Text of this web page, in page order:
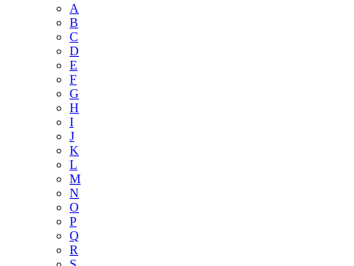
A
B
C
D
E
F
G
H
I
J
K
L
M
N
O
P
Q
R